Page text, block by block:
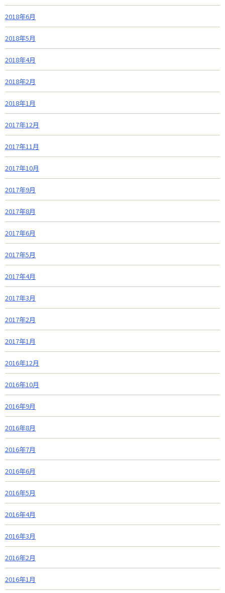
2018年6月
2018年5月
2018年4月
2018年2月
2018年1月
2017年12月
2017年11月
2017年10月
2017年9月
2017年8月
2017年6月
2017年5月
2017年4月
2017年3月
2017年2月
2017年1月
2016年12月
2016年10月
2016年9月
2016年8月
2016年7月
2016年6月
2016年5月
2016年4月
2016年3月
2016年2月
2016年1月